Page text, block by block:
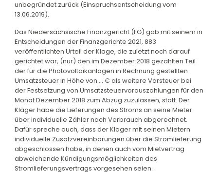
unbegründet zurück (Einspruchsentscheidung vom
13.06.2019).
Das Niedersächsische Finanzgericht (FG) gab mit seinem in
Entscheidungen der Finanzgerichte 2021, 883
veröffentlichten Urteil der Klage, die zuletzt noch darauf
gerichtet war, (nur) den im Dezember 2018 gezahlten Teil
der für die Photovoltaikanlagen in Rechnung gestellten
Umsatzsteuer in Höhe von ... € als weitere Vorsteuer bei
der Festsetzung von Umsatzsteuervorauszahlungen für den
Monat Dezember 2018 zum Abzug zuzulassen, statt. Der
Kläger habe die Lieferungen des Stroms an seine Mieter
über individuelle Zähler nach Verbrauch abgerechnet.
Dafür spreche auch, dass der Kläger mit seinen Mietern
individuelle Zusatzvereinbarungen über die Stromlieferung
abgeschlossen habe, in denen auch vom Mietvertrag
abweichende Kündigungsmöglichkeiten des
Stromlieferungsvertrags vorgesehen seien.